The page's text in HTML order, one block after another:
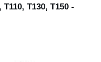
T130, T150 -